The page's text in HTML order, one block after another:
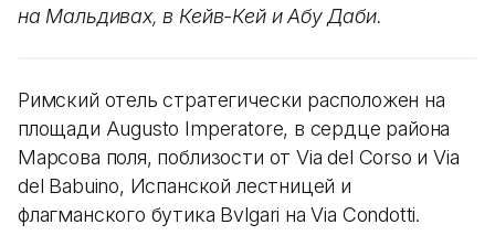
на Мальдивах, в Кейв-Кей и Абу Даби.
Римский отель стратегически расположен на
площади Augusto Imperatore, в сердце района
Марсова поля, поблизости от Via del Corso и Via
del Babuino, Испанской лестницей и
флагманского бутика Bvlgari на Via Condotti.